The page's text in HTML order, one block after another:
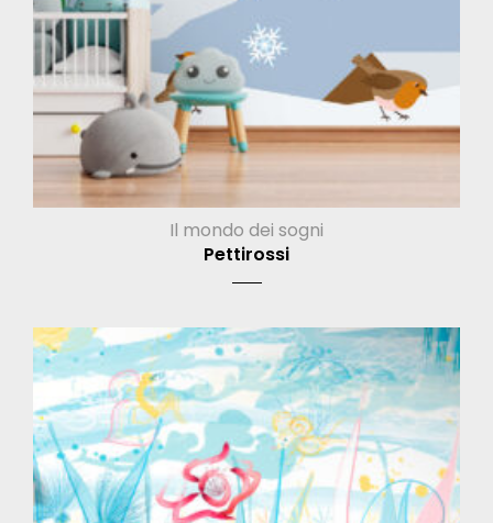
Il mondo dei sogni
Pettirossi